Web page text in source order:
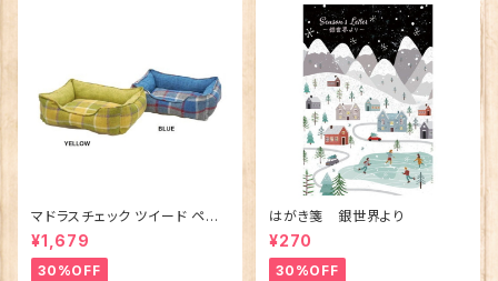
マドラスチェック ツイード ペット
ベッド（犬猫用）M
¥1,679
30%OFF
はがき箋 銀世界より
¥270
30%OFF